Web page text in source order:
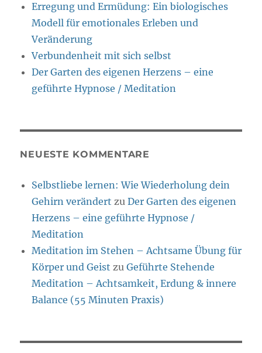
Erregung und Ermüdung: Ein biologisches
Modell für emotionales Erleben und
Veränderung
Verbundenheit mit sich selbst
Der Garten des eigenen Herzens – eine
geführte Hypnose / Meditation
NEUESTE KOMMENTARE
Selbstliebe lernen: Wie Wiederholung dein
Gehirn verändert zuDer Garten des eigenen
Herzens – eine geführte Hypnose /
Meditation
Meditation im Stehen – Achtsame Übung für
Körper und Geist zuGeführte Stehende
Meditation – Achtsamkeit, Erdung & innere
Balance (55 Minuten Praxis)